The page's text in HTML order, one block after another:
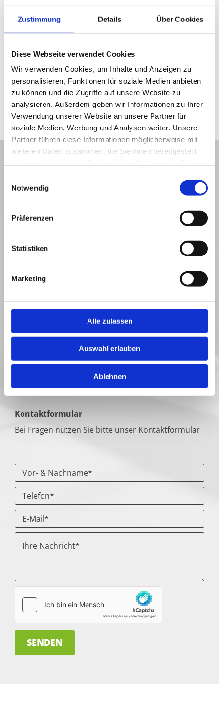
Zustimmung Details Über Cookies
Diese Webseite verwendet Cookies
Wir verwenden Cookies, um Inhalte und Anzeigen zu
personalisieren, Funktionen für soziale Medien anbieten
zu können und die Zugriffe auf unsere Website zu
analysieren. Außerdem geben wir Informationen zu Ihrer
Verwendung unserer Website an unsere Partner für
soziale Medien, Werbung und Analysen weiter. Unsere
Partner führen diese Informationen möglicherweise mit
weiteren Daten zusammen, die Sie ihnen bereitgestellt
Notwendig
Präferenzen
Statistiken
Marketing
Alle zulassen
Auswahl erlauben
Ablehnen
Accept cookies
Hier finden Sie schnell alle Kontaktdaten
mydomus GmbH
Telefon:
Telefax: +49 (0)8935757434
Bitte beachten Sie unsereDatenschutzbestimmungen
Bauträger
Kontaktformular
Bei Fragen nutzen Sie bitte unser Kontaktformular